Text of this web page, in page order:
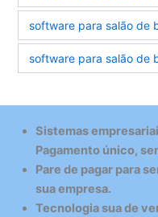
software para salão de
software para salão de
Sistemas
Pagamento único,
Pare de pagar para
sua empresa.
Tecnologia sua de